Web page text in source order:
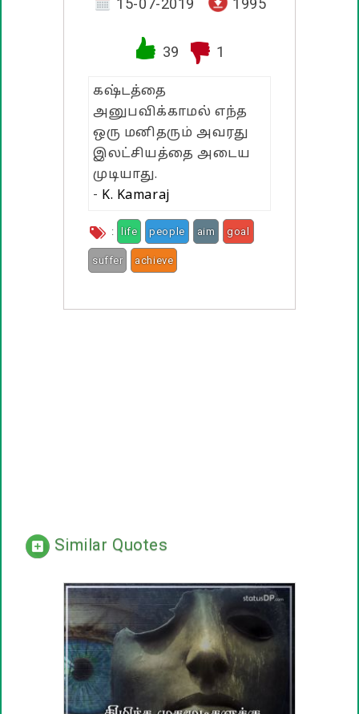
பண்டிகை வாழ்த்துக்கள்
15-07-2019 1995
39 1
கஷ்டத்தை
அனுபவிக்காமல் எந்த
ஒரு மனிதரும் அவரது
இலட்சியத்தை அடைய
முடியாது.
- K. Kamaraj
: life people aim goal
suffer achieve
Similar Quotes